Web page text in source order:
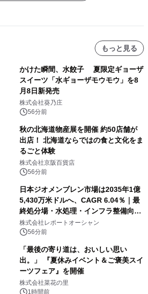
もっと見る
かけた瞬間、水餃子 夏限定ギョーザ
スイーツ「水ギョーザモウモウ」を8
月8日新発売
株式会社葵乃庄
56分前
秋の北海道物産展を開催 約50店舗が
出店！ 北海道ならではの食と文化をま
るごと体験
株式会社京阪百貨店
56分前
日本ジオメンブレン市場は2035年1億
5,430万米ドルへ、CAGR 6.04％｜最
終処分場・水処理・インフラ整備向け
需要拡大
株式会社レポートオーシャン
56分前
「最後の寄り道は、おいしい思い
出。」 『夏休みイベント＆ご褒美スイ
ーツフェア』を開催
株式会社菜花の里
1時間前